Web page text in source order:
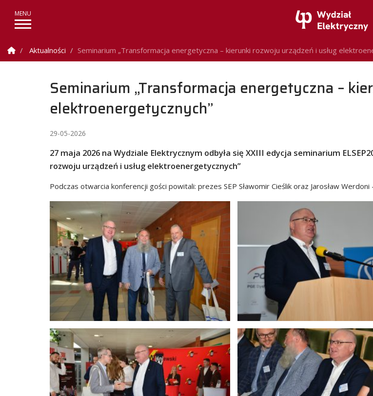
Strona Główna
Aktualności Seminarium „Transformacja energetyczna – kierunki rozwoju urządzeń i usług
Seminarium „Transformacja energetyczna –
elektroenergetycznych”
29-05-2026
27 maja 2026 na Wydziale Elektrycznym odbyła się XXIII edycja seminarium
rozwoju urządzeń i usług elektroenergetycznych”
Podczas otwarcia konferencji gości powitali: prezes SEP Sławomir Cieślik oraz Jarosław Werdoni